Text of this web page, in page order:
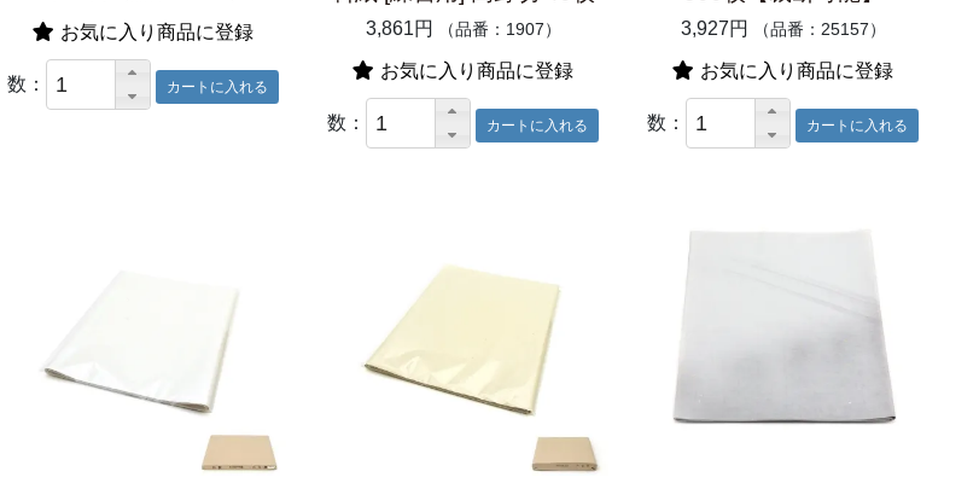
お気に入り商品に登録
数：
3,861円 （品番：1907）
お気に入り商品に登録
数：
3,927円 （品番：25157）
お気に入り商品に登録
数：